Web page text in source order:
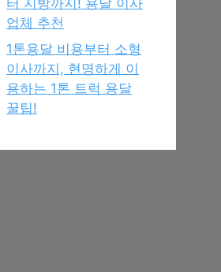
업체 추천
1톤용달 비용부터 소형
이사까지, 현명하게 이
용하는 1톤 트럭 용달
꿀팁!